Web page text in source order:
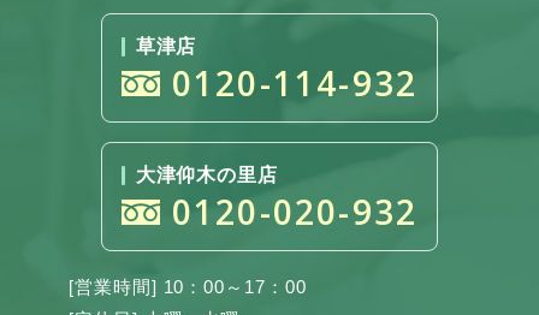
草津店
0120-114-932
大津仰木の里店
0120-020-932
[営業時間] 10：00～17：00